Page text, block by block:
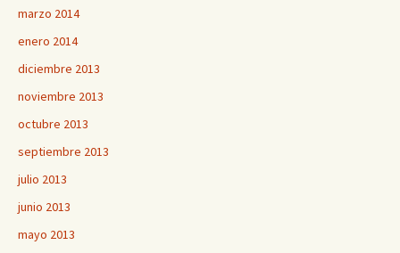
marzo 2014
enero 2014
diciembre 2013
noviembre 2013
octubre 2013
septiembre 2013
julio 2013
junio 2013
mayo 2013